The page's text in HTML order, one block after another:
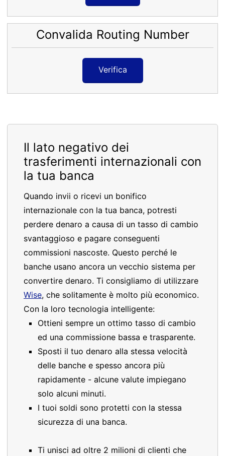
Convalida Routing Number
Verifica
Il lato negativo dei
trasferimenti internazionali con
la tua banca
Quando invii o ricevi un bonifico
internazionale con la tua banca, potresti
perdere denaro a causa di un tasso di cambio
svantaggioso e pagare conseguenti
commissioni nascoste. Questo perché le
banche usano ancora un vecchio sistema per
convertire denaro. Ti consigliamo di utilizzare
Wise, che solitamente è molto più economico.
Con la loro tecnologia intelligente:
Ottieni sempre un ottimo tasso di cambio
ed una commissione bassa e trasparente.
Sposti il tuo denaro alla stessa velocità
delle banche e spesso ancora più
rapidamente - alcune valute impiegano
solo alcuni minuti.
I tuoi soldi sono protetti con la stessa
sicurezza di una banca.
Ti unisci ad oltre 2 milioni di clienti che